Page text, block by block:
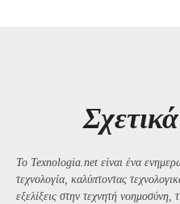
Το Texnologia.net είναι ένα
τεχνολογία, καλύπτοντας
εξελίξεις στην τεχνητή